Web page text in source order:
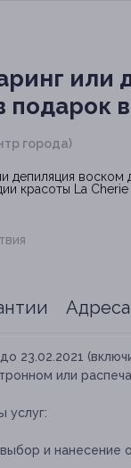
или
города)
Адреса
23.02.2021
или
услуг:
и